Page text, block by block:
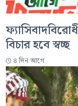
বিচার হবে স্বচ্ছ
৪ দিন আগে